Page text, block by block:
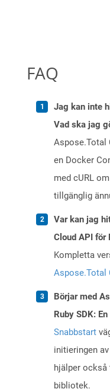
FAQ
Jag kan inte
Vad ska jag
Aspose.Total
en Docker
med cURL
tillgänglig
Var kan jag
Cloud API för
Kompletta
Aspose.Total
Börjar med
Ruby SDK:
Snabbstart
initieringen
hjälper
bibliotek.